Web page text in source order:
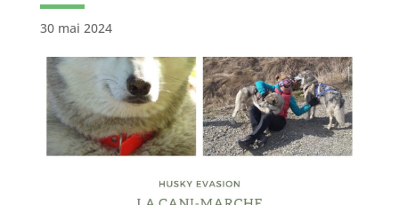
30 mai 2024